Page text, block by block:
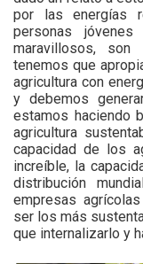
por las energías
personas
maravillosos, son
tenemos que
agricultura con
y debemos
estamos haciendo
agricultura
capacidad de los
increíble, la
distribución
empresas
ser los más
que internalizarlo y